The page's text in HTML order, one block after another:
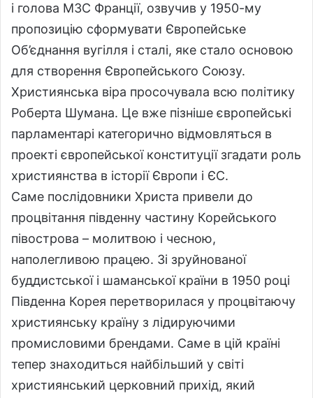
і голова МЗС Франції, озвучив у 1950-му
пропозицію сформувати Європейське
Об’єднання вугілля і сталі, яке стало основою
для створення Європейського Союзу.
Християнська віра просочувала всю політику
Роберта Шумана. Це вже пізніше європейські
парламентарі категорично відмовляться в
проекті європейської конституції згадати роль
християнства в історії Європи і ЄС.
Саме послідовники Христа привели до
процвітання південну частину Корейського
півострова – молитвою і чесною,
наполегливою працею. Зі зруйнованої
буддистської і шаманської країни в 1950 році
Південна Корея перетворилася у процвітаючу
християнську країну з лідируючими
промисловими брендами. Саме в цій країні
тепер знаходиться найбільший у світі
християнський церковний прихід, який